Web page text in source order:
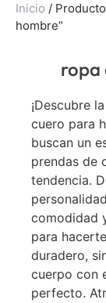
Inicio /
hombre”
ropa
¡Descubre
cuero para
buscan un
prendas de
tendencia.
comodidad
para
duradero,
cuerpo con
perfecto.